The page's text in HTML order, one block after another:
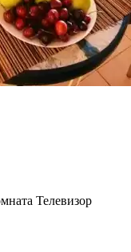
Телевизор